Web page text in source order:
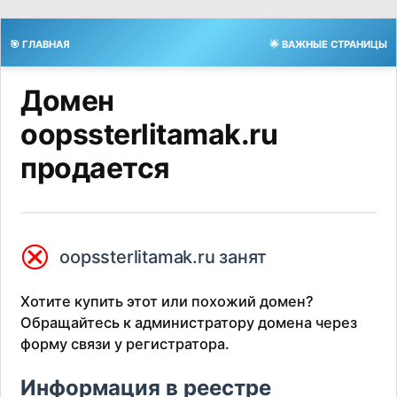
🎯 ГЛАВНАЯ 🌟 ВАЖНЫЕ СТРАНИЦЫ
Домен
oopssterlitamak.ru
продается
⮿ oopssterlitamak.ru занят
Хотите купить этот или похожий домен?
Обращайтесь к администратору домена через
форму связи у регистратора.
Информация в реестре